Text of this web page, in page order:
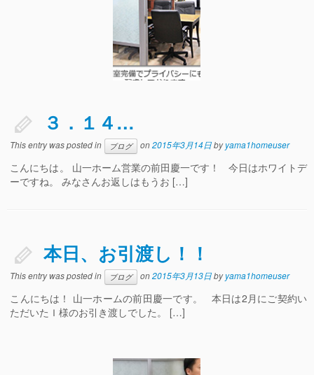
３．１４…
This entry was posted in ブログ on2015年3月14日byyama1homeuser
こんにちは。 山一ホーム営業の前田慶一です！ 今日はホワイトデ
ーですね。 みなさんお返しはもうお […]
本日、お引渡し！！
This entry was posted in ブログ on2015年3月13日byyama1homeuser
こんにちは！ 山一ホームの前田慶一です。 本日は2月にご契約い
ただいたＩ様のお引き渡しでした。 […]